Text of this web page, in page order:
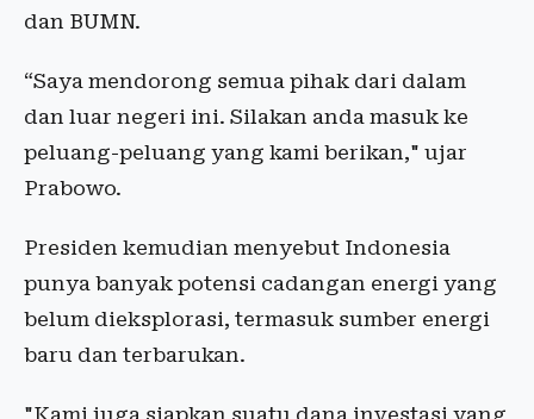
dan BUMN.
“Saya mendorong semua pihak dari dalam
dan luar negeri ini. Silakan anda masuk ke
peluang-peluang yang kami berikan," ujar
Prabowo.
Presiden kemudian menyebut Indonesia
punya banyak potensi cadangan energi yang
belum dieksplorasi, termasuk sumber energi
baru dan terbarukan.